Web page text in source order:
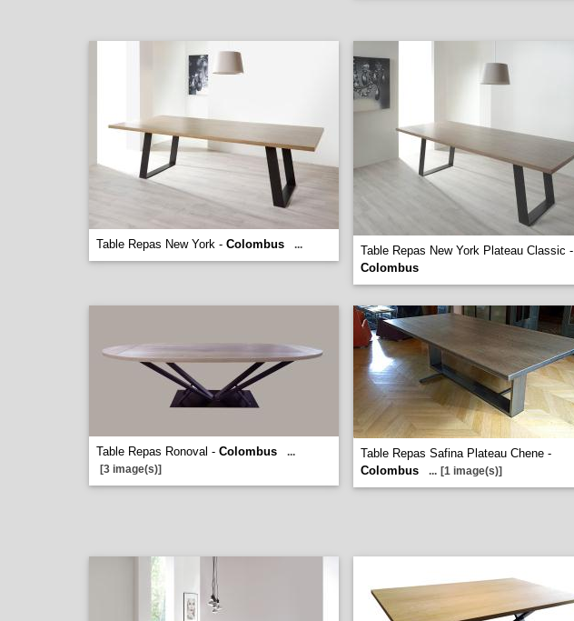
Table Repas New York - Colombus ...
Table Repas New York Plateau Classic -
Colombus
Table Repas Ronoval - Colombus
...
[3 image(s)]
Table Repas Safina Plateau Chene -
Colombus
... [1 image(s)]